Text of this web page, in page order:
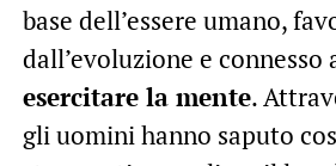
base dell’essere umano,
dall’evoluzione e connesso
esercitare la mente.
gli uomini hanno saputo